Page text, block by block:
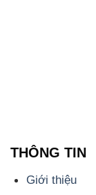
THÔNG TIN
Giới thiệu